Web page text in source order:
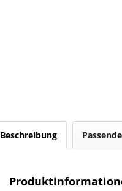
Beschreibung